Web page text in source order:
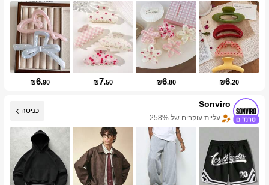
₪6.20
₪6.80
₪7.50
₪6.90
Sonviro
עליית עוקבים של 258%
עלייה במכירות של 999%+
כניסה